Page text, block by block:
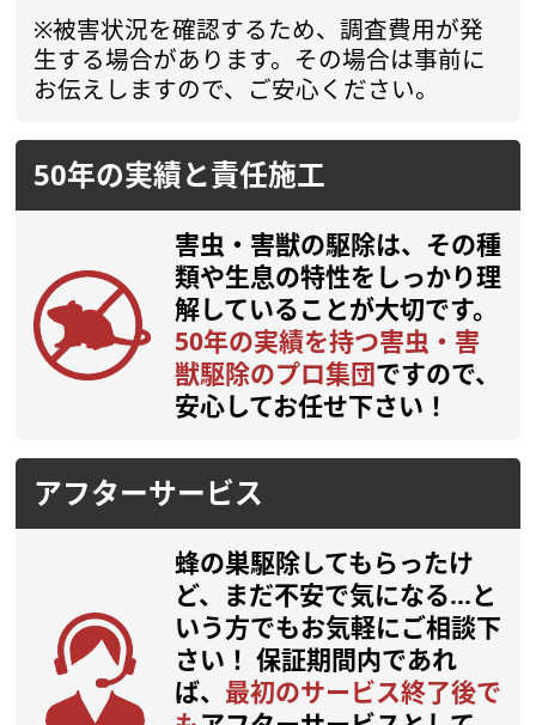
※被害状況を確認するため、調査費用が発
生する場合があります。その場合は事前に
お伝えしますので、ご安心ください。
50年の実績と責任施工
害虫・害獣の駆除は、その種
類や生息の特性をしっかり理
解していることが大切です。
50年の実績を持つ害虫・害
獣駆除のプロ集団ですので、
安心してお任せ下さい！
アフターサービス
蜂の巣駆除してもらったけ
ど、まだ不安で気になる…と
いう方でもお気軽にご相談下
さい！ 保証期間内であれ
ば、 最初のサービス終了後で